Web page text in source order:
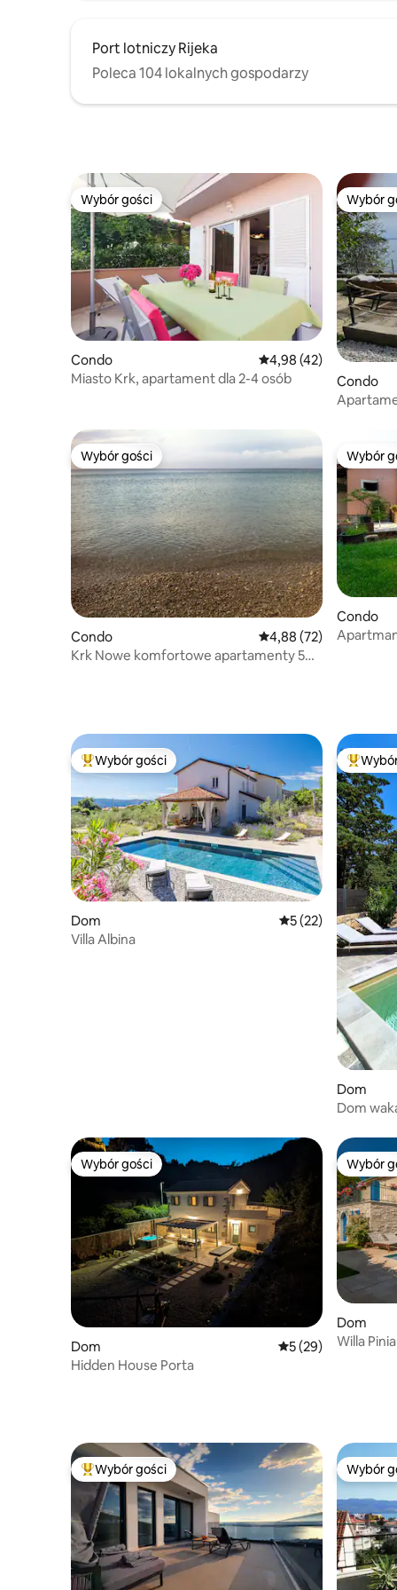
Port lotniczy Rijeka
Poleca 104 lokalnych gospodarzy
Wybór gości
Wybór gości
Condo Średnia ocena: 4,98
4,98 (42)
Miasto Krk, apartament dla 2-4 osób
Wybór
Wybór
Condo
Wybór gości
Wybór gości
Condo Średnia ocena: 4,88 na
4,88 (72)
Krk Nowe komfortowe apartamenty 5
Wybór
Wybór
Condo
Najpopularniejsze z kategorii Wybór gości
Wybór gości
Dom Średnia ocena: 5
5 (22)
Villa Albina
Dom
Dom
Wybór gości
Wybór gości
Dom Średnia ocena: 5
5 (29)
Hidden House Porta
Wybór
Wybór
Dom
Willa
Najpopularniejsze z kategorii Wybór gości
Wybór gości Wybór
Wybór